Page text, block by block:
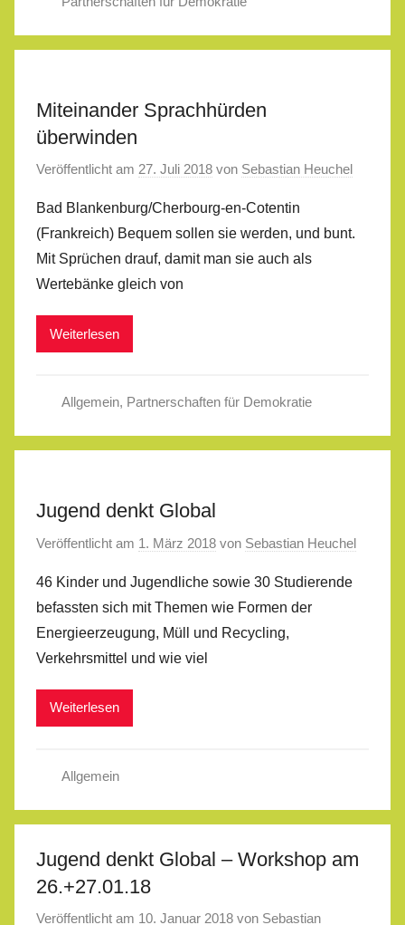
Miteinander Sprachhürden
überwinden
Veröffentlicht am 27. Juli 2018 von Sebastian Heuchel
Bad Blankenburg/Cherbourg-en-Cotentin
(Frankreich) Bequem sollen sie werden, und bunt.
Mit Sprüchen drauf, damit man sie auch als
Wertebänke gleich von
Weiterlesen
Allgemein, Partnerschaften für Demokratie
Jugend denkt Global
Veröffentlicht am 1. März 2018 von Sebastian Heuchel
46 Kinder und Jugendliche sowie 30 Studierende
befassten sich mit Themen wie Formen der
Energieerzeugung, Müll und Recycling,
Verkehrsmittel und wie viel
Weiterlesen
Allgemein
Jugend denkt Global – Workshop am
26.+27.01.18
Veröffentlicht am 10. Januar 2018 von Sebastian